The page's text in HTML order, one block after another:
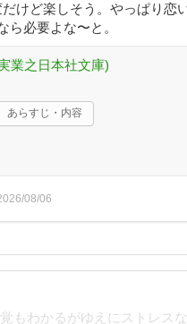
けど楽しそう。やっぱり恋
ら必要よな〜と。
業之日本社文庫)
あらすじ・内容
08/06
もわかるがゆえにストレス